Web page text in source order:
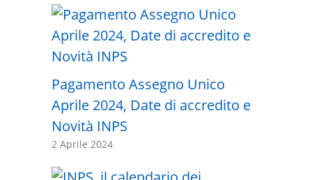
Pagamento Assegno Unico
Aprile 2024, Date di accredito e
Novità INPS
2 Aprile 2024